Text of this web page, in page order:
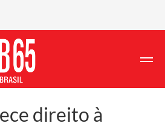
direito à